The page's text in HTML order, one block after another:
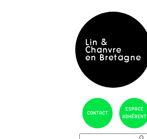
Lin &
Chanvre
en Bretagne
CONTACT
ESPACE
ADHÉRENT